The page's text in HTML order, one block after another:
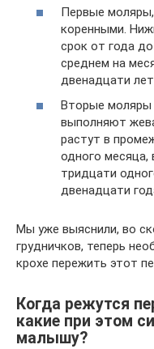
Первые
коренными.
срок от года
среднем на
двенадцати лет.
Вторые моляры
выполняют
растут в
одного месяца,
тридцати
двенадцати
Мы уже выяснили, во
грудничков, теперь
крохе пережить этот
Когда режутся
какие при этом
малышу?